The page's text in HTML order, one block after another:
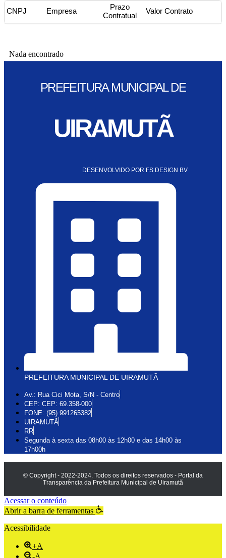
CNPJ Empresa
Prazo
Contratual
Valor Contrato
Nada encontrado
PREFEITURA MUNICIPAL DE
UIRAMUTÃ
DESENVOLVIDO POR FS DESIGN BV
PREFEITURA MUNICIPAL DE UIRAMUTÃ
Av.: Rua Cici Mota, S/N - Centro
CEP: CEP: 69.358-000
FONE: (95) 991265382
UIRAMUTÃ
RR
Segunda à sexta das 08h00 às 12h00 e das 14h00 às
17h00h
© Copyright - 2022-2024. Todos os direitos reservados - Portal da
Transparência da Prefeitura Municipal de Uiramutã
Acessar o conteúdo
Abrir a barra de ferramentas
Acessibilidade
+A
-A